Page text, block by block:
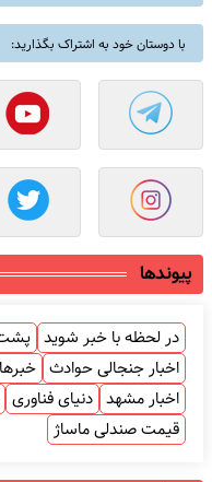
با دوستان خود به اشتراک بگذارید:
پیوندها
در لحظه با خبر شوید پشت
اخبار جنجالی حوادث
اخبار مشهد دنیای فناوری
قیمت صندلی ماساژ